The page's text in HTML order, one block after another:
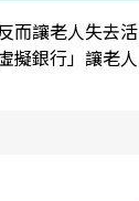
而讓老人失去活
擬銀行」讓老人